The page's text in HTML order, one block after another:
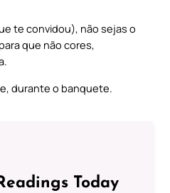
te convidou), não sejas o
que não cores,
durante o banquete.
Today